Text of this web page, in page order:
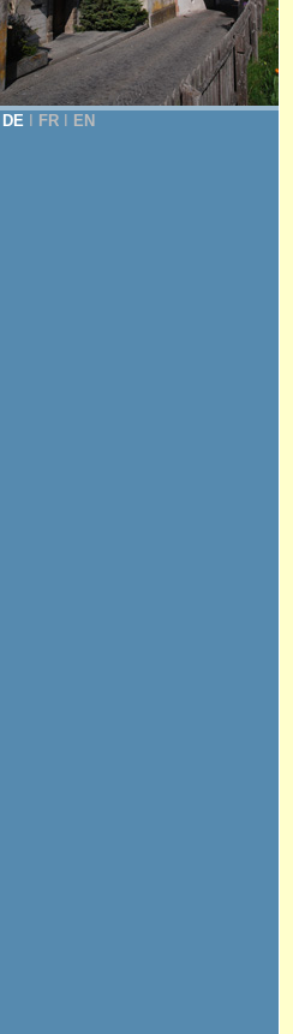
DE FR EN